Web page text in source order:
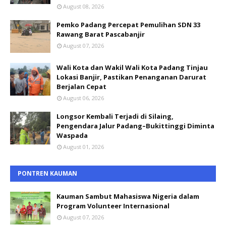
August 08, 2026
Pemko Padang Percepat Pemulihan SDN 33
Rawang Barat Pascabanjir
August 07, 2026
Wali Kota dan Wakil Wali Kota Padang Tinjau
Lokasi Banjir, Pastikan Penanganan Darurat
Berjalan Cepat
August 06, 2026
Longsor Kembali Terjadi di Silaing,
Pengendara Jalur Padang–Bukittinggi Diminta
Waspada
August 01, 2026
PONTREN KAUMAN
Kauman Sambut Mahasiswa Nigeria dalam
Program Volunteer Internasional
August 07, 2026